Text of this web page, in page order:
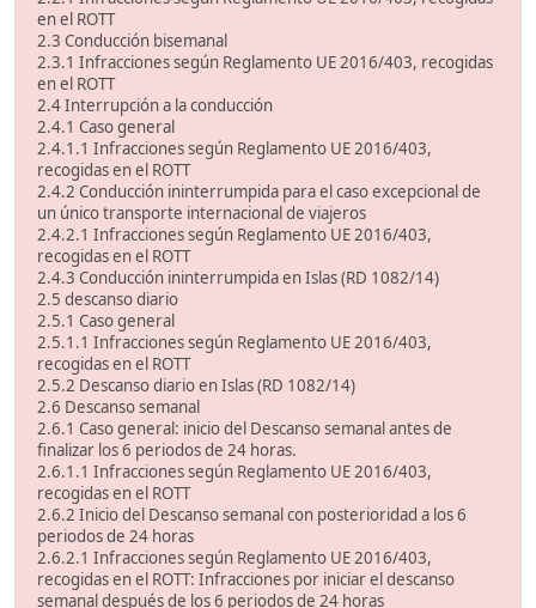
en el ROTT
2.3 Conducción bisemanal
2.3.1 Infracciones según Reglamento UE 2016/403, recogidas
en el ROTT
2.4 Interrupción a la conducción
2.4.1 Caso general
2.4.1.1 Infracciones según Reglamento UE 2016/403,
recogidas en el ROTT
2.4.2 Conducción ininterrumpida para el caso excepcional de
un único transporte internacional de viajeros
2.4.2.1 Infracciones según Reglamento UE 2016/403,
recogidas en el ROTT
2.4.3 Conducción ininterrumpida en Islas (RD 1082/14)
2.5 descanso diario
2.5.1 Caso general
2.5.1.1 Infracciones según Reglamento UE 2016/403,
recogidas en el ROTT
2.5.2 Descanso diario en Islas (RD 1082/14)
2.6 Descanso semanal
2.6.1 Caso general: inicio del Descanso semanal antes de
finalizar los 6 periodos de 24 horas.
2.6.1.1 Infracciones según Reglamento UE 2016/403,
recogidas en el ROTT
2.6.2 Inicio del Descanso semanal con posterioridad a los 6
periodos de 24 horas
2.6.2.1 Infracciones según Reglamento UE 2016/403,
recogidas en el ROTT: Infracciones por iniciar el descanso
semanal después de los 6 periodos de 24 horas